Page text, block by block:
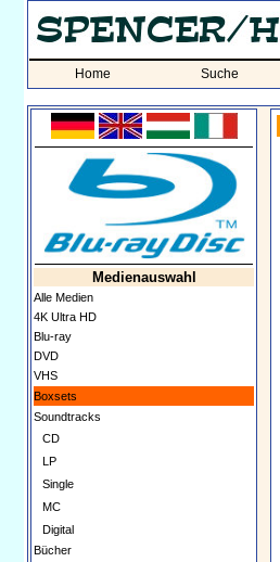
Home Suche
Medienauswahl
Alle Medien
4K Ultra HD
Blu-ray
DVD
VHS
Boxsets
Soundtracks
CD
LP
Single
MC
Digital
Bücher